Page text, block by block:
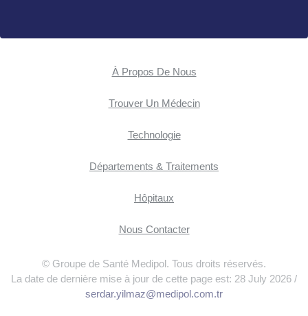
À Propos De Nous
Trouver Un Médecin
Technologie
Départements & Traitements
Hôpitaux
Nous Contacter
© Groupe de Santé Medipol. Tous droits réservés.
La date de dernière mise à jour de cette page est: 28 July 2026 /
serdar.yilmaz@medipol.com.tr